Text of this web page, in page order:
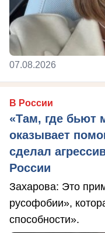
07.08.2026
В России
«Там, где бьют
оказывает
сделал
России
Захарова: Это
русофобии»,
способности».